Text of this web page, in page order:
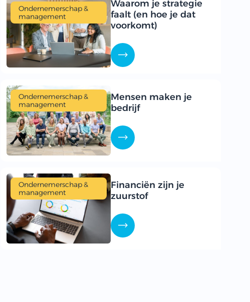
Ondernemerschap &
management
Waarom je strategie
faalt (en hoe je dat
voorkomt)
Ondernemerschap &
management
Mensen maken je
bedrijf
Ondernemerschap &
management
Financiën zijn je
zuurstof